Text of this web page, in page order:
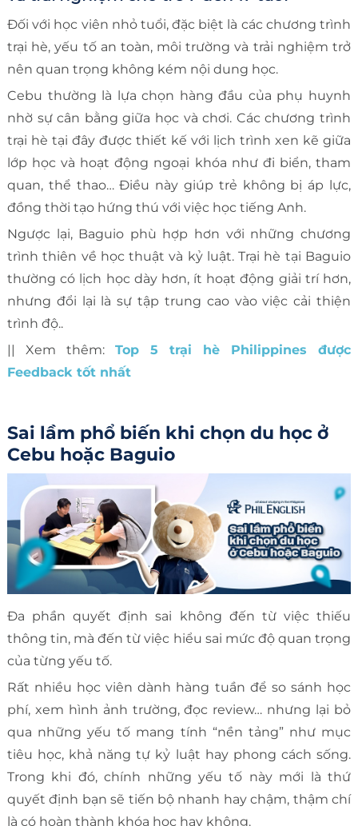
Đối với học viên nhỏ tuổi, đặc biệt là các chương trình
trại hè, yếu tố an toàn, môi trường và trải nghiệm trở
nên quan trọng không kém nội dung học.
Cebu thường là lựa chọn hàng đầu của phụ huynh
nhờ sự cân bằng giữa học và chơi. Các chương trình
trại hè tại đây được thiết kế với lịch trình xen kẽ giữa
lớp học và hoạt động ngoại khóa như đi biển, tham
quan, thể thao… Điều này giúp trẻ không bị áp lực,
đồng thời tạo hứng thú với việc học tiếng Anh.
Ngược lại, Baguio phù hợp hơn với những chương
trình thiên về học thuật và kỷ luật. Trại hè tại Baguio
thường có lịch học dày hơn, ít hoạt động giải trí hơn,
nhưng đổi lại là sự tập trung cao vào việc cải thiện
trình độ..
|| Xem thêm: Top 5 trại hè Philippines được
Feedback tốt nhất
Sai lầm phổ biến khi chọn du học ở
Cebu hoặc Baguio
Đa phần quyết định sai không đến từ việc thiếu
thông tin, mà đến từ việc hiểu sai mức độ quan trọng
của từng yếu tố.
Rất nhiều học viên dành hàng tuần để so sánh học
phí, xem hình ảnh trường, đọc review… nhưng lại bỏ
qua những yếu tố mang tính “nền tảng” như mục
tiêu học, khả năng tự kỷ luật hay phong cách sống.
Trong khi đó, chính những yếu tố này mới là thứ
quyết định bạn sẽ tiến bộ nhanh hay chậm, thậm chí
là có hoàn thành khóa học hay không.